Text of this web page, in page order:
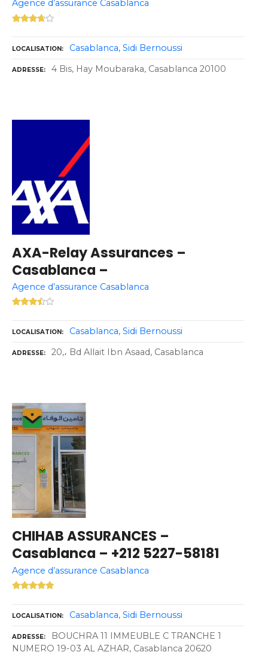
Agence d’assurance Casablanca
LOCALISATION Casablanca Sidi Bernoussi
ADRESSE 4 Bis, Hay Moubaraka, Casablanca 20100
AXA-Relay Assurances –
Casablanca –
Agence d’assurance Casablanca
LOCALISATION Casablanca Sidi Bernoussi
ADRESSE 20,، Bd Allait Ibn Asaad, Casablanca
CHIHAB ASSURANCES –
Casablanca – +212 5227-58181
Agence d’assurance Casablanca
LOCALISATION Casablanca Sidi Bernoussi
ADRESSE
BOUCHRA 11 IMMEUBLE C TRANCHE 1
NUMERO 19-03 AL AZHAR, Casablanca 20620